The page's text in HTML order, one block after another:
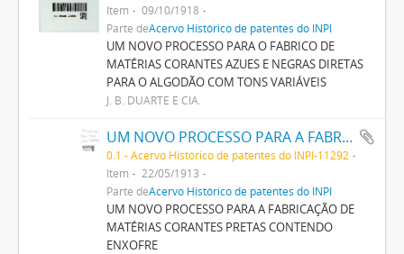
Item
09/10/1918
Parte deAcervo Histórico de patentes do INPI
UM NOVO PROCESSO PARA O FABRICO DE
MATÉRIAS CORANTES AZUES E NEGRAS DIRETAS
PARA O ALGODÃO COM TONS VARIÁVEIS
J. B. DUARTE E CIA.
UM NOVO PROCESSO PARA A FABRICAÇÃO DE MATERIAS CORANTES PRETAS CONTENDO ENXOFRE
0.1 - Acervo Histórico de patentes do INPI-11292
Item
22/05/1913
Parte deAcervo Histórico de patentes do INPI
UM NOVO PROCESSO PARA A FABRICAÇÃO DE
MATÉRIAS CORANTES PRETAS CONTENDO
ENXOFRE